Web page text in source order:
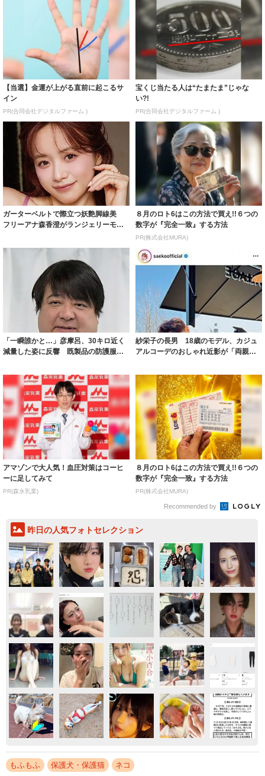
【当選】金運が上がる直前に起こるサ
イン
PR(合同会社デジタルファーム )
宝くじ当たる人は“たまたま”じゃな
い?!
PR(合同会社デジタルファーム )
ガーターベルトで際立つ妖艶脚線美
フリーアナ森香澄がランジェリーモデ
８月のロト6はこの方法で買え!!６つの
数字が『完全一致』する方法
PR(株式会社MURA)
「一瞬誰かと…」彦摩呂、30キロ近く
減量した姿に反響 既製品の防護服が
紗栄子の長男 18歳のモデル、カジュ
アルコーデのおしゃれ近影が「両親の
アマゾンで大人気！血圧対策はコーヒ
ーに足してみて
PR(森永乳業)
８月のロト6はこの方法で買え!!６つの
数字が『完全一致』する方法
PR(株式会社MURA)
Recommended by
昨日の人気フォトセレクション
もふもふ 保護犬・保護猫 ネコ